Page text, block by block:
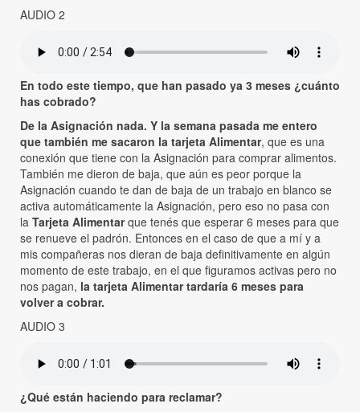
AUDIO 2
En todo este tiempo, que han pasado ya 3 meses ¿cuánto
has cobrado?
De la Asignación nada. Y la semana pasada me entero
que también me sacaron la tarjeta Alimentar, que es una
conexión que tiene con la Asignación para comprar alimentos.
También me dieron de baja, que aún es peor porque la
Asignación cuando te dan de baja de un trabajo en blanco se
activa automáticamente la Asignación, pero eso no pasa con
la Tarjeta Alimentarque tenés que esperar 6 meses para que
se renueve el padrón. Entonces en el caso de que a mí y a
mis compañeras nos dieran de baja definitivamente en algún
momento de este trabajo, en el que figuramos activas pero no
nos pagan, la tarjeta Alimentar tardaría 6 meses para
volver a cobrar.
AUDIO 3
¿Qué están haciendo para reclamar?